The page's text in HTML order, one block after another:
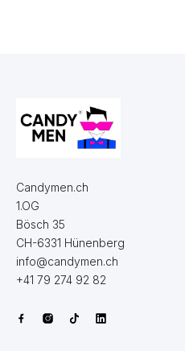
Candymen.ch
1.OG
Bösch 35
CH-6331 Hünenberg
info@candymen.ch
+41 79 274 92 82